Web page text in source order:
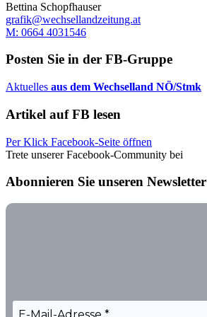
Bettina Schopfhauser
grafik@wechsellandzeitung.at
M: 0664 4031546
Posten Sie in der FB-Gruppe
Aktuelles aus dem Wechselland NÖ/Stmk
Artikel auf FB lesen
Per Klick Facebook-Seite öffnen
Trete unserer Facebook-Community bei
Abonnieren Sie unseren Newsletter